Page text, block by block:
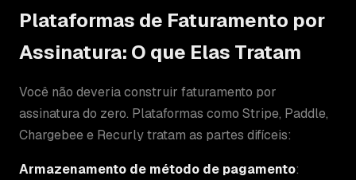
Plataformas de Faturamento por
Assinatura: O que Elas Tratam
Você não deveria construir faturamento por
assinatura do zero. Plataformas como Stripe, Paddle,
Chargebee e Recurly tratam as partes difíceis:
Armazenamento de método de pagamento: